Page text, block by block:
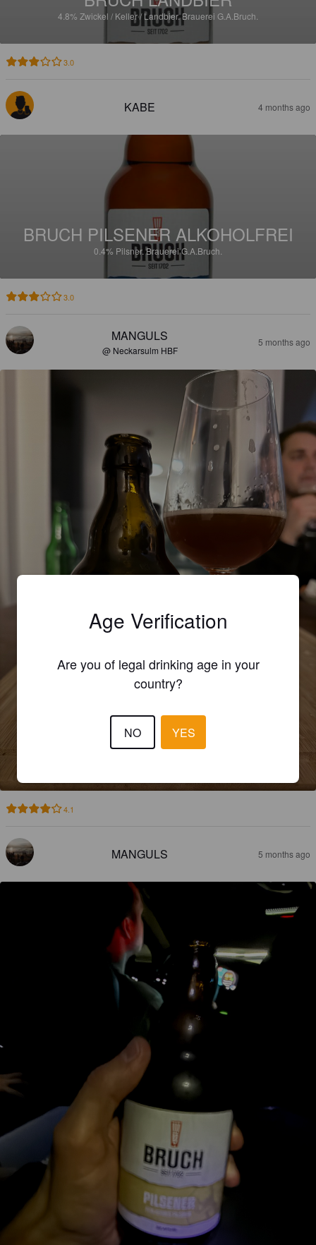
4.8% Zwickel / Keller / Landbier.Brauerei G.A.Bruch.
3.0
KABE 4 months ago
BRUCH PILSENER ALKOHOLFREI
0.4% Pilsner.Brauerei G.A.Bruch.
3.0
MANGULS
@ Neckarsulm HBF
5 months ago
BRUCH LANDBIER
4.1
MANGULS 5 months ago
Age Verification
Are you of legal drinking age in your
country?
NO YES